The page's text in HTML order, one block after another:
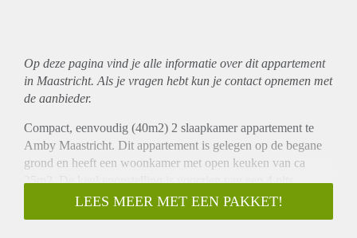
Op deze pagina vind je alle informatie over ditappartement
in Maastricht. Als je vragen hebt kun je contact opnemen met
de aanbieder.
Compact, eenvoudig (40m2) 2 slaapkamer appartement te
Amby Maastricht. Dit appartement is gelegen op de begane
grond en heeft een woonkamer met open keuken van ca
25m2. De keukenopstelling is voorzien van een 4 pits
fornuis, afzuigkap, oven en inbouwkoelkast. Er zijn twee
kleine slaapkamers ( 5m2+7m2) en een nette badkamer met
LEES MEER MET EEN PAKKET!